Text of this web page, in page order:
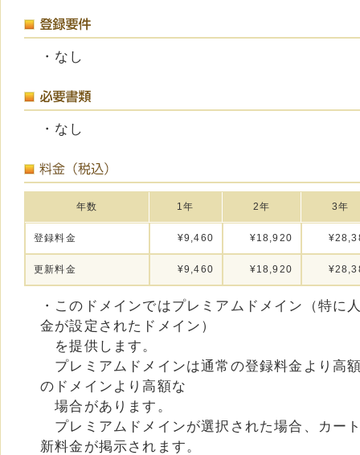
・なし
・なし
年数 1年 2年 3年
登録料金 ¥9,460 ¥18,920
更新料金 ¥9,460 ¥18,920
・このドメインではプレミアムドメイン（特に
金が設定されたドメイン）
を提供します。
プレミアムドメインは通常の登録料金より高
のドメインより高額な
場合があります。
プレミアムドメインが選択された場合、カー
新料金が掲示されます。